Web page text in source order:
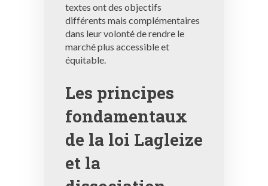
textes ont des objectifs
différents mais complémentaires
dans leur volonté de rendre le
marché plus accessible et
équitable.
Les principes
fondamentaux
de la loi Lagleize
et la